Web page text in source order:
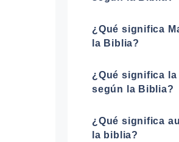
¿Qué significa
la Biblia?
¿Qué significa la
según la Biblia?
¿Qué significa
la biblia?